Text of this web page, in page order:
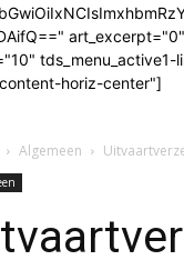
horiz-center"]
Algemeen